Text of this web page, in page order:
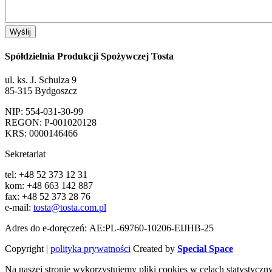
Spółdzielnia Produkcji Spożywczej Tosta
ul. ks. J. Schulza 9
85-315 Bydgoszcz
NIP: 554-031-30-99
REGON: P-001020128
KRS: 0000146466
Sekretariat
tel: +48 52 373 12 31
kom: +48 663 142 887
fax: +48 52 373 28 76
e-mail: tosta@tosta.com.pl
Adres do e-doręczeń: AE:PL-69760-10206-EIJHB-25
Copyright | polityka prywatności Created by Special Space
Na naszej stronie wykorzystujemy pliki cookies w celach